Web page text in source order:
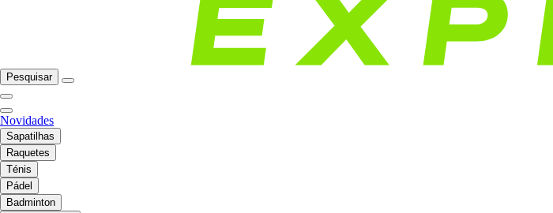
Pesquisar
Novidades
Sapatilhas
Raquetes
Ténis
Pádel
Badminton